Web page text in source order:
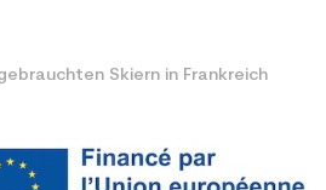
Skiern in Frankreich